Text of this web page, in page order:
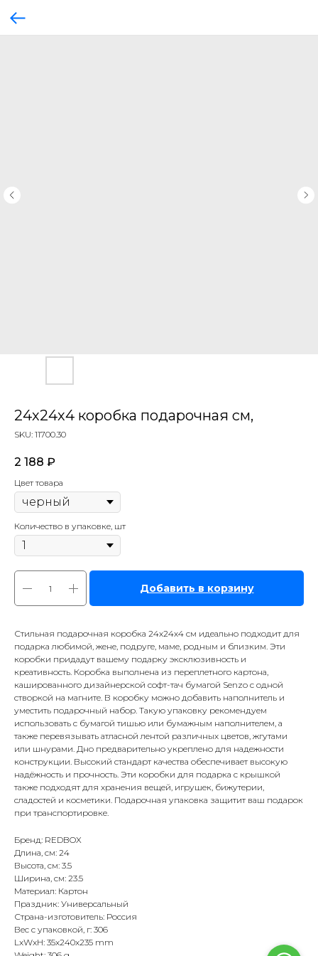
24х24х4 коробка подарочная см,
SKU: 11700.30
2 188 ₽
Цвет товара
Количество в упаковке, шт
Добавить в корзину
Стильная подарочная коробка 24х24х4 см идеально подходит для
подарка любимой, жене, подруге, маме, родным и близким. Эти
коробки придадут вашему подарку эксклюзивность и
креативность. Коробка выполнена из переплетного картона,
кашированного дизайнерской софт-тач бумагой Senzo с одной
створкой на магните. В коробку можно добавить наполнитель и
уместить подарочный набор. Такую упаковку рекомендуем
использовать с бумагой тишью или бумажным наполнителем, а
также перевязывать атласной лентой различных цветов, жгутами
или шнурами. Дно предварительно укреплено для надежности
конструкции. Высокий стандарт качества обеспечивает высокую
надёжность и прочность. Эти коробки для подарка с крышкой
также подходят для хранения вещей, игрушек, бижутерии,
сладостей и косметики. Подарочная упаковка защитит ваш подарок
при транспортировке.
Бренд: REDBOX
Длина, см: 24
Высота, см: 3.5
Ширина, см: 23.5
Материал: Картон
Праздник: Универсальный
Страна-изготовитель: Россия
Вес с упаковкой, г: 306
LxWxH: 35x240x235 mm